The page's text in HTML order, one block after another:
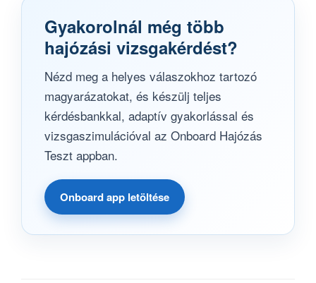
Gyakorolnál még több
hajózási vizsgakérdést?
Nézd meg a helyes válaszokhoz tartozó
magyarázatokat, és készülj teljes
kérdésbankkal, adaptív gyakorlással és
vizsgaszimulációval az Onboard Hajózás
Teszt appban.
Onboard app letöltése